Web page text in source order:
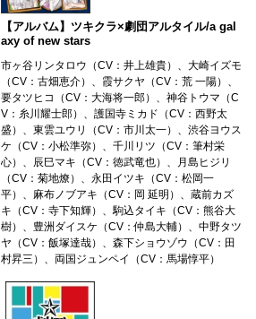
【アルバム】ツキクラ×劇団アルタイル/a gal
axy of new stars
市ヶ谷リンタロウ（CV：井上雄貴）、大崎イズモ
（CV：古畑恵介）、霞サクヤ（CV：荒 一陽）、
要タツヒコ（CV：大海将一郎）、神谷トウマ（C
V：糸川耀士郎）、護国寺ミカド（CV：西野太
盛）、東雲ユウリ（CV：市川太一）、渋谷ヨウス
ケ（CV：小松準弥）、千川リツ（CV：筆村栄
心）、辰巳マキ（CV：徳武竜也）、月島ヒジリ
（CV：菊地燎）、永田イツキ（CV：松岡一
平）、麻布ノブアキ（CV：岡 延明）、蔵前カズ
キ（CV：寺下知輝）、駒込タイキ（CV：熊谷大
樹）、豊洲ダイスケ（CV：仲島大輔）、中野タツ
ヤ（CV：飯塚達哉）、森下ショウゾウ（CV：田
村昇三）、両国ジュンペイ（CV：馬場惇平）